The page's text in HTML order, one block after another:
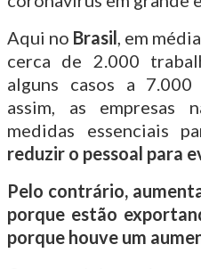
Aqui no Brasil , em
cerca de 2.000
alguns casos a 7.000
assim, as empresas
medidas essenciais
reduzir o pessoal para
Pelo contrário,
porque estão
porque houve um